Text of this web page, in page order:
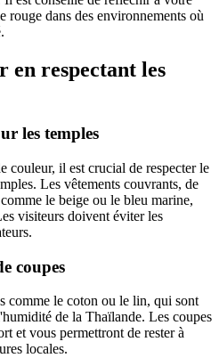
rouge dans des environnements où
en respectant les
les temples
couleur, il est crucial de respecter le
Les vêtements couvrants, de
le beige ou le bleu marine,
visiteurs doivent éviter les
coupes
comme le coton ou le lin, qui sont
de la Thaïlande. Les coupes
et vous permettront de rester à
locales.